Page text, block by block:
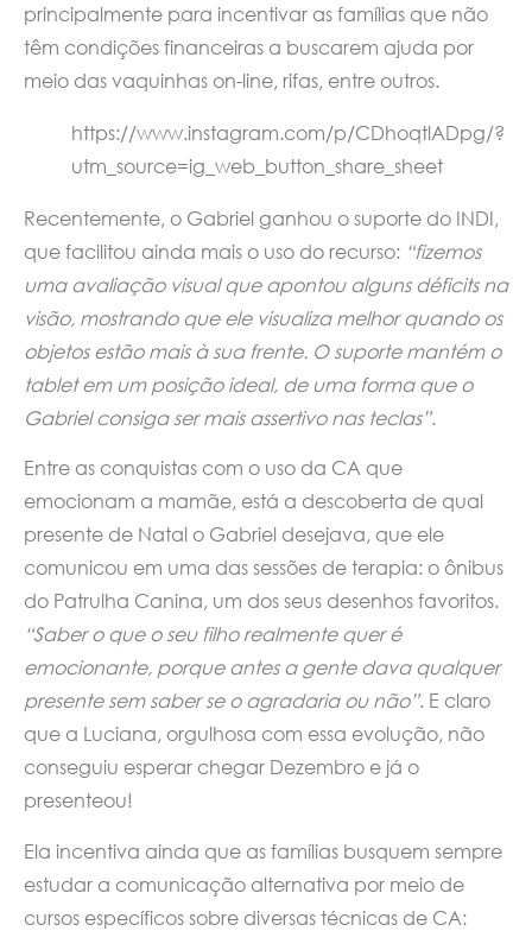
principalmente para incentivar as famílias que não
têm condições financeiras a buscarem ajuda por
meio das vaquinhas on-line, rifas, entre outros.
https://www.instagram.com/p/CDhoqtlADpg/?
utm_source=ig_web_button_share_sheet
Recentemente, o Gabriel ganhou o suporte do INDI,
que facilitou ainda mais o uso do recurso: “fizemos
uma avaliação visual que apontou alguns déficits na
visão, mostrando que ele visualiza melhor quando os
objetos estão mais à sua frente. O suporte mantém o
tablet em um posição ideal, de uma forma que o
Gabriel consiga ser mais assertivo nas teclas”.
Entre as conquistas com o uso da CA que
emocionam a mamãe, está a descoberta de qual
presente de Natal o Gabriel desejava, que ele
comunicou em uma das sessões de terapia: o ônibus
do Patrulha Canina, um dos seus desenhos favoritos.
“Saber o que o seu filho realmente quer é
emocionante, porque antes a gente dava qualquer
presente sem saber se o agradaria ou não”. E claro
que a Luciana, orgulhosa com essa evolução, não
conseguiu esperar chegar Dezembro e já o
presenteou!
Ela incentiva ainda que as famílias busquem sempre
estudar a comunicação alternativa por meio de
cursos específicos sobre diversas técnicas de CA: